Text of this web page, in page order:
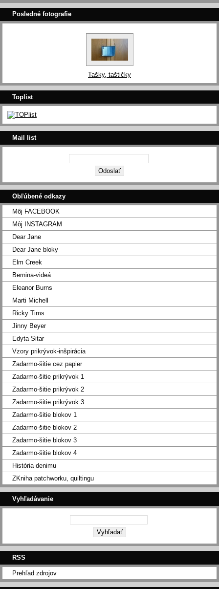
Posledné fotografie
Tašky, taštičky
Toplist
Mail list
Obľúbené odkazy
Môj FACEBOOK
Môj INSTAGRAM
Dear Jane
Dear Jane bloky
Elm Creek
Bernina-videá
Eleanor Burns
Marti Michell
Ricky Tims
Jinny Beyer
Edyta Sitar
Vzory prikrývok-inšpirácia
Zadarmo-šitie cez papier
Zadarmo-šitie prikrývok 1
Zadarmo-šitie prikrývok 2
Zadarmo-šitie prikrývok 3
Zadarmo-šitie blokov 1
Zadarmo-šitie blokov 2
Zadarmo-šitie blokov 3
Zadarmo-šitie blokov 4
História denimu
ZKniha patchworku, quiltingu
Vyhľadávanie
RSS
Prehľad zdrojov